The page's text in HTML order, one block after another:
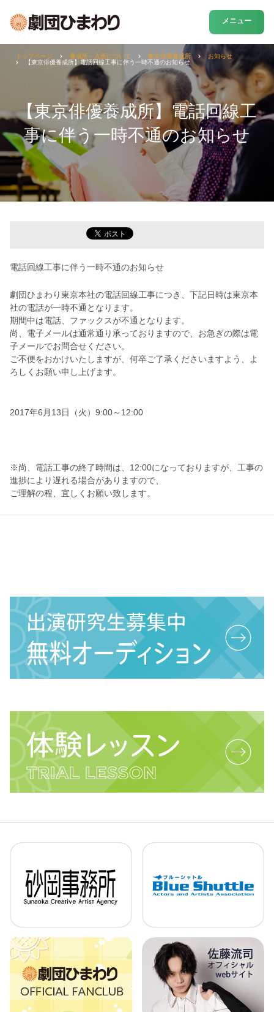
メニュー
【東京俳優養成所】電話回線工
事に伴う一時不通のお知らせ
トップページ 養成所・入所について 東京俳優養成所
お知らせ
【東京俳優養成所】電話回線工事に伴う一時不通のお知らせ
電話回線工事に伴う一時不通のお知らせ
劇団ひまわり東京本社の電話回線工事につき、下記日時は東京本
社の電話が一時不通となります。
期間中は電話、ファックスが不通となります。
尚、電子メールは通常通り承っておりますので、お急ぎの際は電
子メールでお問合せください。
ご不便をおかけいたしますが、何卒ご了承くださいますよう、よ
ろしくお願い申し上げます。
2017年6月13日（火）9:00～12:00
※尚、電話工事の終了時間は、12:00になっておりますが、工事の
進捗により遅れる場合がありますので、
ご理解の程、宜しくお願い致します。